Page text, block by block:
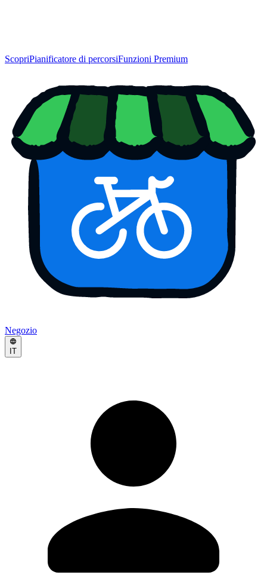
ScopriPianificatore di percorsiFunzioni Premium
Negozio
IT